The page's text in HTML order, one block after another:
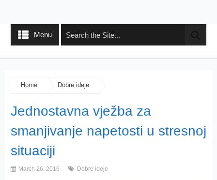
Menu
Home Dobre ideje
Jednostavna vježba za
smanjivanje napetosti u stresnoj
situaciji
March 26, 2016 Dobre ideje